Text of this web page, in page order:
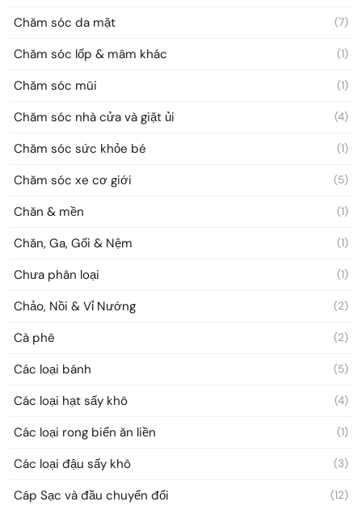
Chăm sóc da mặt (7)
Chăm sóc lốp & mâm khác (1)
Chăm sóc mũi (1)
Chăm sóc nhà cửa và giặt ủi (4)
Chăm sóc sức khỏe bé (1)
Chăm sóc xe cơ giới (5)
Chăn & mền (1)
Chăn, Ga, Gối & Nệm (1)
Chưa phân loại (1)
Chảo, Nồi & Vỉ Nướng (2)
Cà phê (2)
Các loại bánh (5)
Các loại hạt sấy khô (4)
Các loại rong biển ăn liền (1)
Các loại đậu sấy khô (3)
Cáp Sạc và đầu chuyển đổi (12)